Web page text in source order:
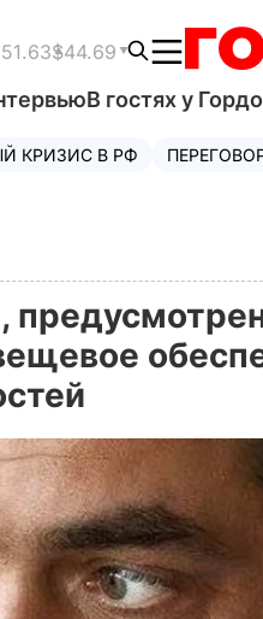
$44.69
В гостях у
КРИЗИС В РФ